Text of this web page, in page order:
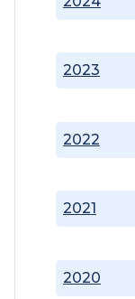
2020
2021
2022
2023